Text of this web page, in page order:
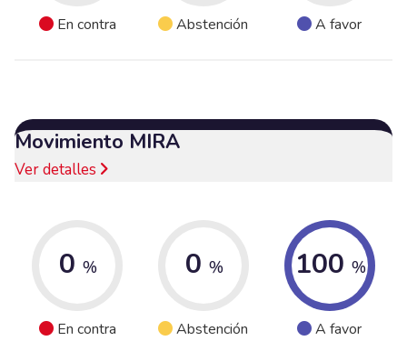
En contra Abstención A favor
Movimiento MIRA
Ver detalles
0 %
En contra
0 %
Abstención
100 %
A favor